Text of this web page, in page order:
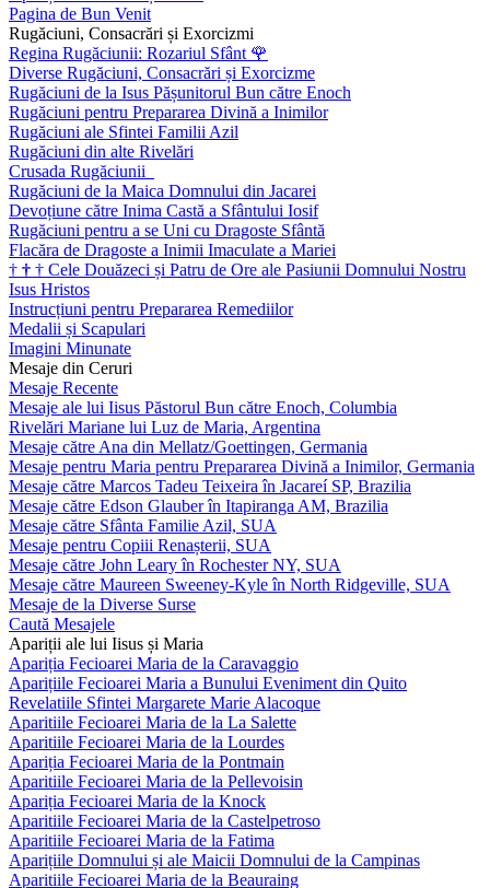
Pagina de Bun Venit
Rugăciuni, Consacrări și Exorcizmi
Regina Rugăciunii: Rozariul Sfânt 🌹
Diverse Rugăciuni, Consacrări și Exorcizme
Rugăciuni de la Isus Pășunitorul Bun către Enoch
Rugăciuni pentru Prepararea Divină a Inimilor
Rugăciuni ale Sfintei Familii Azil
Rugăciuni din alte Rivelări
Crusada Rugăciunii
Rugăciuni de la Maica Domnului din Jacarei
Devoțiune către Inima Castă a Sfântului Iosif
Rugăciuni pentru a se Uni cu Dragoste Sfântă
Flacăra de Dragoste a Inimii Imaculate a Mariei
† † † Cele Douăzeci și Patru de Ore ale Pasiunii Domnului Nostru
Isus Hristos
Instrucțiuni pentru Prepararea Remediilor
Medalii și Scapulari
Imagini Minunate
Mesaje din Ceruri
Mesaje Recente
Mesaje ale lui Iisus Păstorul Bun către Enoch, Columbia
Rivelări Mariane lui Luz de Maria, Argentina
Mesaje către Ana din Mellatz/Goettingen, Germania
Mesaje pentru Maria pentru Prepararea Divină a Inimilor, Germania
Mesaje către Marcos Tadeu Teixeira în Jacareí SP, Brazilia
Mesaje către Edson Glauber în Itapiranga AM, Brazilia
Mesaje către Sfânta Familie Azil, SUA
Mesaje pentru Copiii Renașterii, SUA
Mesaje către John Leary în Rochester NY, SUA
Mesaje către Maureen Sweeney-Kyle în North Ridgeville, SUA
Mesaje de la Diverse Surse
Caută Mesajele
Apariții ale lui Iisus și Maria
Apariția Fecioarei Maria de la Caravaggio
Aparițiile Fecioarei Maria a Bunului Eveniment din Quito
Revelatiile Sfintei Margarete Marie Alacoque
Aparitiile Fecioarei Maria de la La Salette
Aparitiile Fecioarei Maria de la Lourdes
Apariția Fecioarei Maria de la Pontmain
Aparitiile Fecioarei Maria de la Pellevoisin
Apariția Fecioarei Maria de la Knock
Aparitiile Fecioarei Maria de la Castelpetroso
Aparitiile Fecioarei Maria de la Fatima
Aparițiile Domnului și ale Maicii Domnului de la Campinas
Aparitiile Fecioarei Maria de la Beauraing